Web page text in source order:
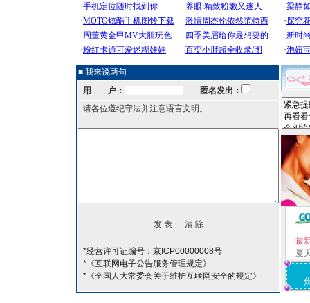
■ 我来说两句
用 户：
匿名发出：
请各位遵纪守法并注意语言文明。
*经营许可证编号：京ICP00000008号
*《互联网电子公告服务管理规定》
*《全国人大常委会关于维护互联网安全的规定》
最
夏